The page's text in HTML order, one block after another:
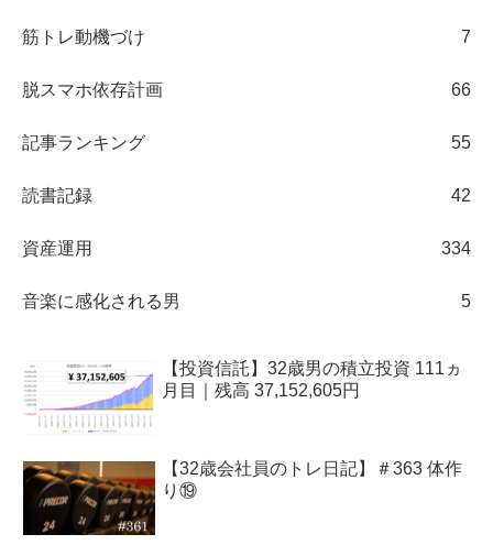
筋トレ動機づけ 7
脱スマホ依存計画 66
記事ランキング 55
読書記録 42
資産運用 334
音楽に感化される男 5
【投資信託】32歳男の積立投資 111ヵ
月目｜残高 37,152,605円
【32歳会社員のトレ日記】＃363 体作
り⑲